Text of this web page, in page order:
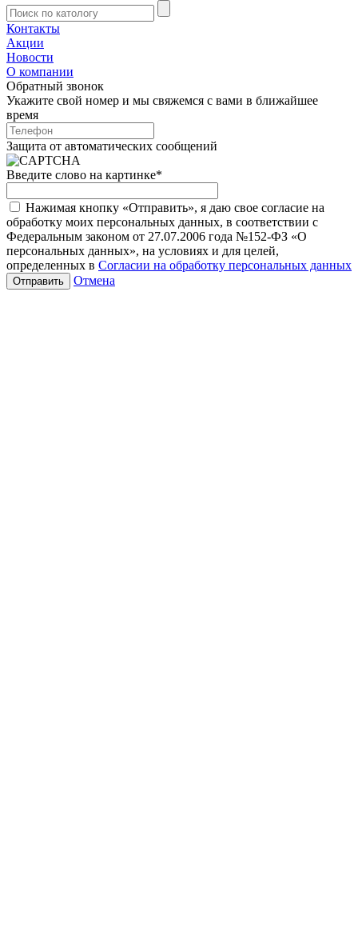
Контакты
Акции
Новости
О компании
Обратный звонок
Укажите свой номер и мы свяжемся с вами в ближайшее
время
Защита от автоматических сообщений
Введите слово на картинке*
Нажимая кнопку «Отправить», я даю свое согласие на
обработку моих персональных данных, в соответствии с
Федеральным законом от 27.07.2006 года №152-ФЗ «О
персональных данных», на условиях и для целей,
определенных в Согласии на обработку персональных данных
Отмена